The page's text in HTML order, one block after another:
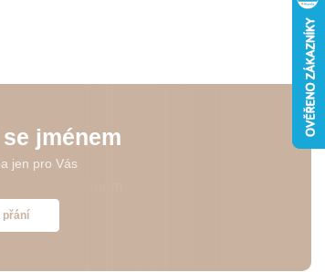
jménem
jen pro Vás
přání